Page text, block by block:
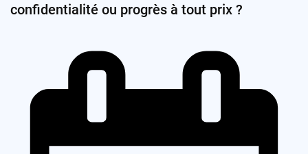
confidentialité ou progrès à tout prix ?